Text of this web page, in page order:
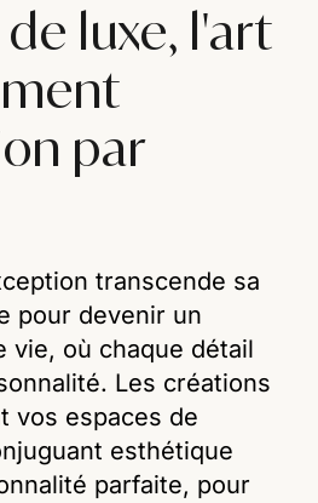
luxe, l'art
par
transcende sa
pour devenir un
vie, où chaque détail
Les créations
vos espaces de
esthétique
parfaite, pour